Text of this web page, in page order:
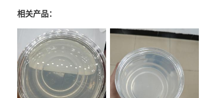
相关产品：